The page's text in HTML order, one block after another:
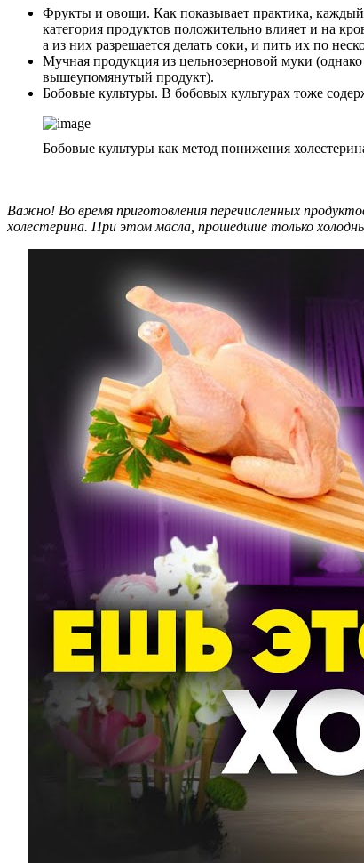
Фрукты и овощи. Как показывает практика, каждый
категория продуктов положительно влияет и на
а из них разрешается делать соки, и пить их по
Мучная продукция из цельнозерновой муки
вышеупомянутый продукт).
Бобовые культуры. В бобовых культурах тоже
Бобовые культуры как метод понижения
Важно! Во время приготовления перечисленных
холестерина. При этом масла, прошедшие только